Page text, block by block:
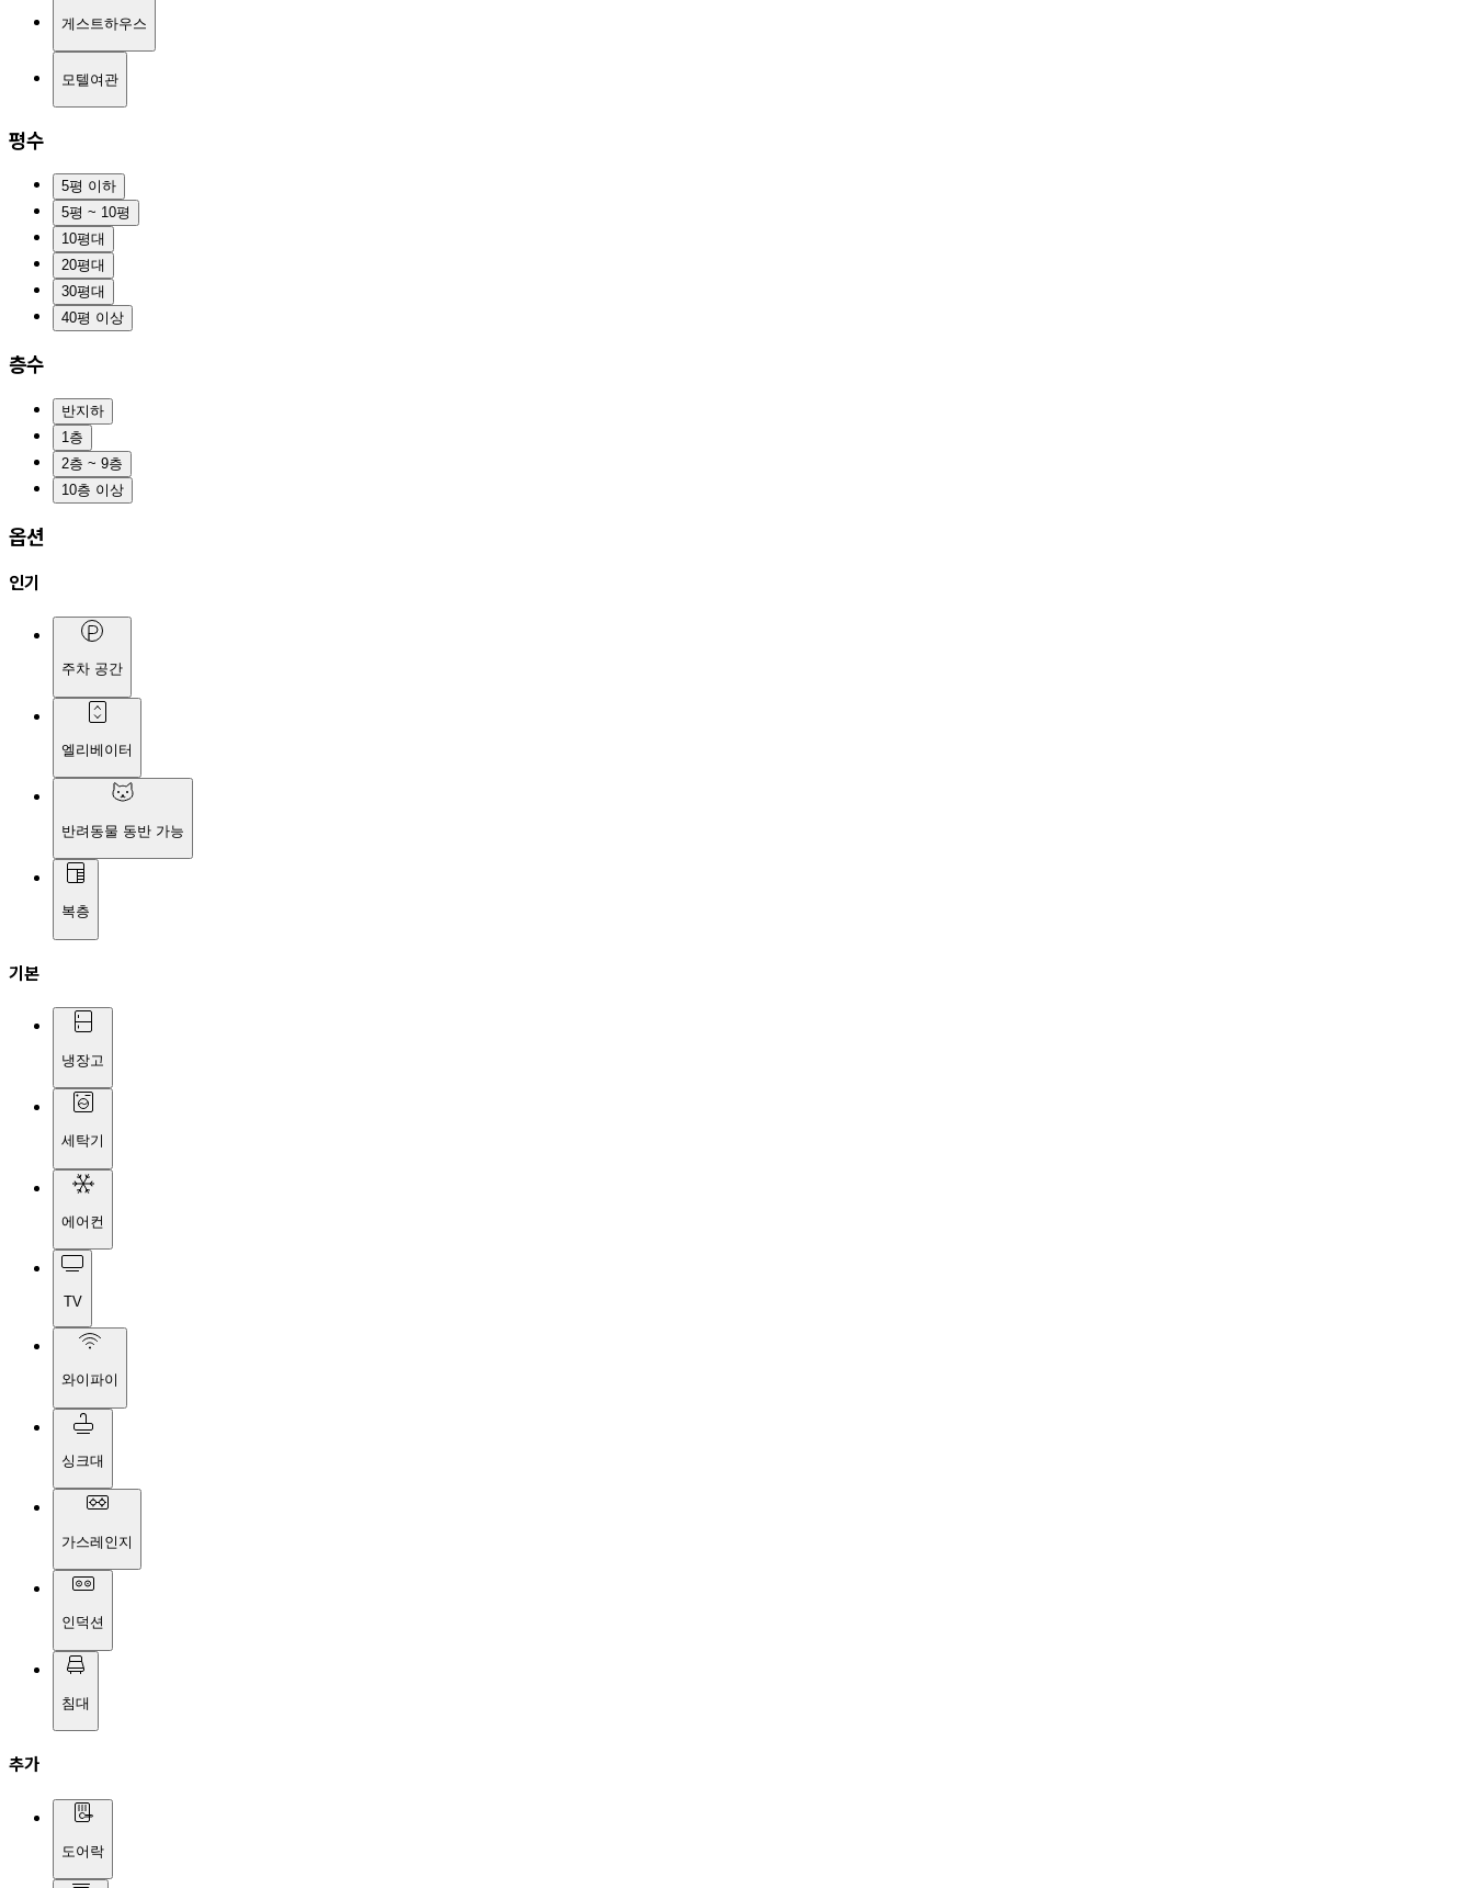
게스트하우스
모텔여관
평수
5평 이하
5평 ~ 10평
10평대
20평대
30평대
40평 이상
층수
반지하
1층
2층 ~ 9층
10층 이상
옵션
인기
주차 공간
엘리베이터
반려동물 동반 가능
복층
기본
냉장고
세탁기
에어컨
TV
와이파이
싱크대
가스레인지
인덕션
침대
추가
도어락